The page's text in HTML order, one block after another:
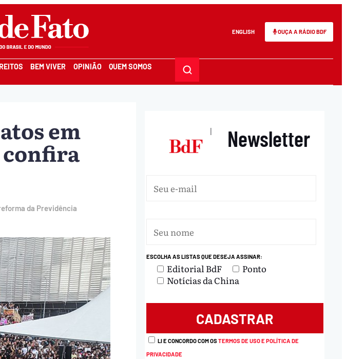
ENGLISH OUÇA A RÁDIO BDF
BEM VIVER OPINIÃO QUEM SOMOS
em
confira
da Previdência
| Newsletter
ESCOLHA AS LISTAS QUE DESEJA ASSINAR:
Editorial BdF
Ponto
Notícias da China
LI E CONCORDO COM OSTERMOS DE USO E POLÍTICA DE
PRIVACIDADE